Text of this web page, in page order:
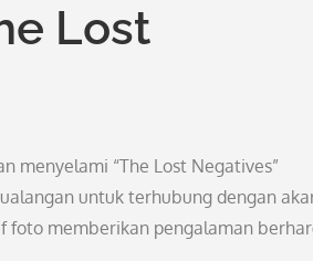
Lost
menyelami “The Lost Negatives”
untuk terhubung dengan
foto memberikan pengalaman